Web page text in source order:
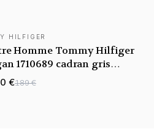
HILFIGER
Homme Tommy Hilfiger
1710689 cadran gris
acier
€189 €